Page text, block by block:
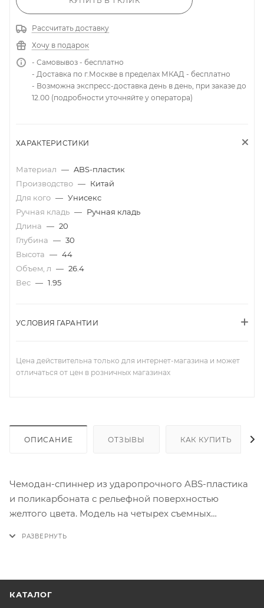
Рассчитать доставку
Хочу в подарок
- Самовывоз - бесплатно
- Доставка по г.Москве в пределах МКАД - бесплатно
- Возможна экспресс-доставка день в день, при заказе до
12.00 (подробности уточняйте у оператора)
ХАРАКТЕРИСТИКИ
Материал — ABS-пластик
Производство — Китай
Для кого — Унисекс
Ручная кладь — Ручная кладь
Длина — 20
Глубина — 30
Высота — 44
Объем, л — 26.4
Вес — 1.95
УСЛОВИЯ ГАРАНТИИ
Цена действительна только для интернет-магазина и может
отличаться от цен в розничных магазинах
ОПИСАНИЕ ОТЗЫВЫ КАК КУПИТЬ
Чемодан-спиннер из ударопрочного ABS-пластика
и поликарбоната с рельефной поверхностью
желтого цвета. Модель на четырех съемных
КАТАЛОГ